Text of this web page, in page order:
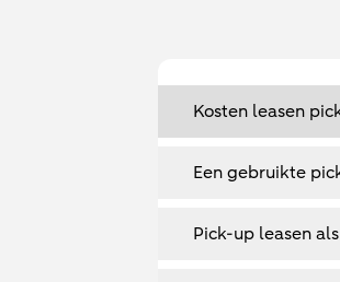
Kosten leasen
Een gebruikte
Pick-up leasen